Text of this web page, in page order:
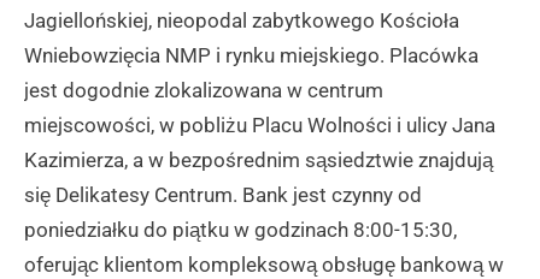
Jagiellońskiej, nieopodal zabytkowego Kościoła
Wniebowzięcia NMP i rynku miejskiego. Placówka
jest dogodnie zlokalizowana w centrum
miejscowości, w pobliżu Placu Wolności i ulicy Jana
Kazimierza, a w bezpośrednim sąsiedztwie znajdują
się Delikatesy Centrum. Bank jest czynny od
poniedziałku do piątku w godzinach 8:00-15:30,
oferując klientom kompleksową obsługę bankową w